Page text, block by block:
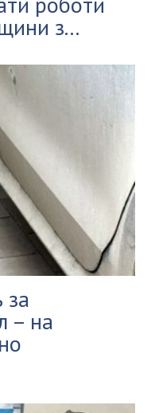
з...
за
– на